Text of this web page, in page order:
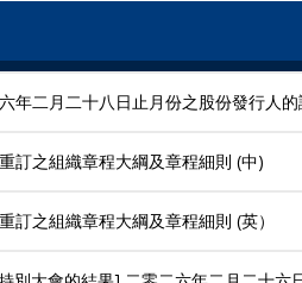
年二月二十八日止月份之股份發行人
訂之組織章程大綱及章程細則 (中)
訂之組織章程大綱及章程細則 (英）